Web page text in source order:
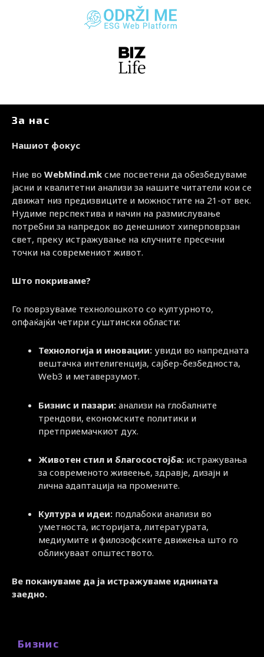
За нас
Нашиот фокус
Ние во WebMind.mk сме посветени да обезбедуваме
јасни и квалитетни анализи за нашите читатели кои се
движат низ предизвиците и можностите на 21-от век.
Нудиме перспектива и начин на размислување
потребни за напредок во денешниот хиперповрзан
свет, преку истражување на клучните пресечни
точки на современиот живот.
Што покриваме?
Го поврзуваме технолошкото со културното,
опфаќајќи четири суштински области:
Технологија и иновации: увиди во напредната
вештачка интелигенција, сајбер-безбедноста,
Web3 и метаверзумот.
Бизнис и пазари: анализи на глобалните
трендови, економските политики и
претприемачкиот дух.
Животен стил и благосостојба: истражувања
за современото живеење, здравје, дизајн и
лична адаптација на промените.
Култура и идеи: подлабоки анализи во
уметноста, историјата, литературата,
медиумите и филозофските движења што го
обликуваат општеството.
Ве покануваме да ја истражуваме иднината
заедно.
Бизнис